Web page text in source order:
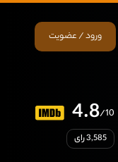
ورود / عضویت
4.8/10
3,585 رای